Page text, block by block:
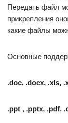
Передать файл
прикрепления
какие файлы
Основные
.doc, .docx, .xls,
.ppt , .pptx, .pdf,